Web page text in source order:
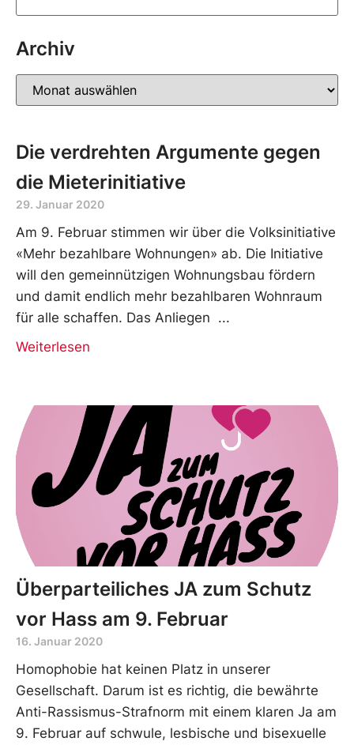
Archiv
Die verdrehten Argumente gegen
die Mieterinitiative
29. Januar 2020
Am 9. Februar stimmen wir über die Volksinitiative
«Mehr bezahlbare Wohnungen» ab. Die Initiative
will den gemeinnützigen Wohnungsbau fördern
und damit endlich mehr bezahlbaren Wohnraum
für alle schaffen. Das Anliegen
Weiterlesen
Überparteiliches JA zum Schutz
vor Hass am 9. Februar
16. Januar 2020
Homophobie hat keinen Platz in unserer
Gesellschaft. Darum ist es richtig, die bewährte
Anti-Rassismus-Strafnorm mit einem klaren Ja am
9. Februar auf schwule, lesbische und bisexuelle